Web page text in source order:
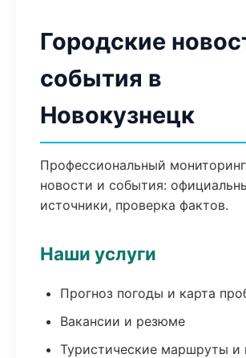
Городские
события в
Новокузнецк
Профессиональный
новости и события:
источники, проверка фактов.
Наши услуги
Прогноз погоды и карта
Вакансии и резюме
Туристические маршруты и